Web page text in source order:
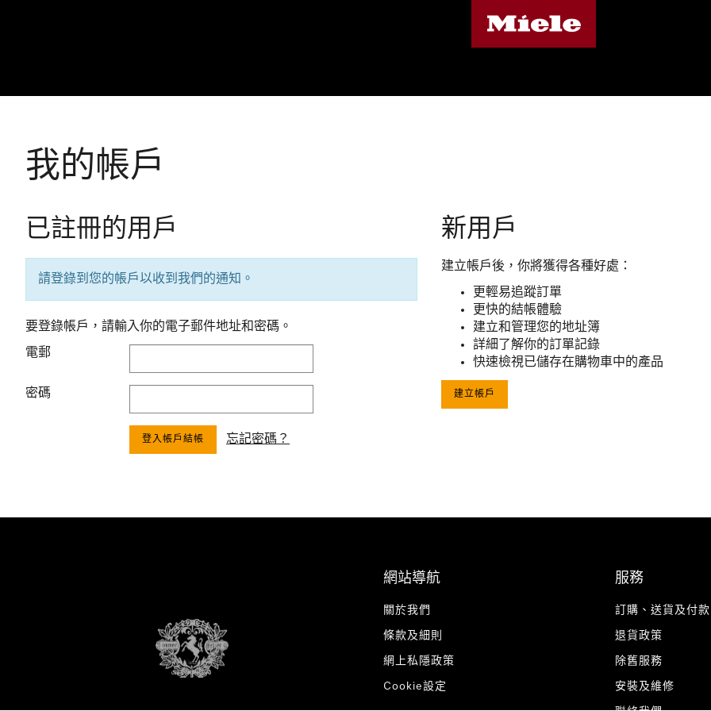
我的帳戶
已註冊的用戶
請登錄到您的帳戶以收到我們的通知。
要登錄帳戶，請輸入你的電子郵件地址和密碼。
電郵
密碼
登入帳戶結帳 忘記密碼？
新用戶
建立帳戶後，你將獲得各種好處：
更輕易追蹤訂單
更快的結帳體驗
建立和管理您的地址簿
詳細了解你的訂單記錄
快速檢視已儲存在購物車中的產品
建立帳戶
網站導航
關於我們
條款及細則
網上私隱政策
Cookie設定
服務
訂購、送貨及付款
退貨政策
除舊服務
安裝及維修